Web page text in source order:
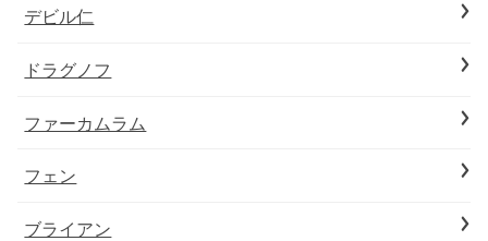
デビル仁
ドラグノフ
ファーカムラム
フェン
ブライアン